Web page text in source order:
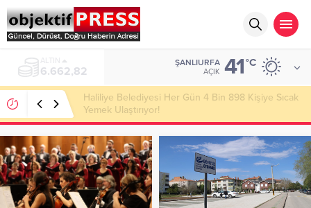
6.662,82
ŞANLIURFA
AÇIK 41°C
Haliliye Belediyesi Her Gün 4 Bin 898 Kişiye Sıcak
Yemek Ulaştırıyor!